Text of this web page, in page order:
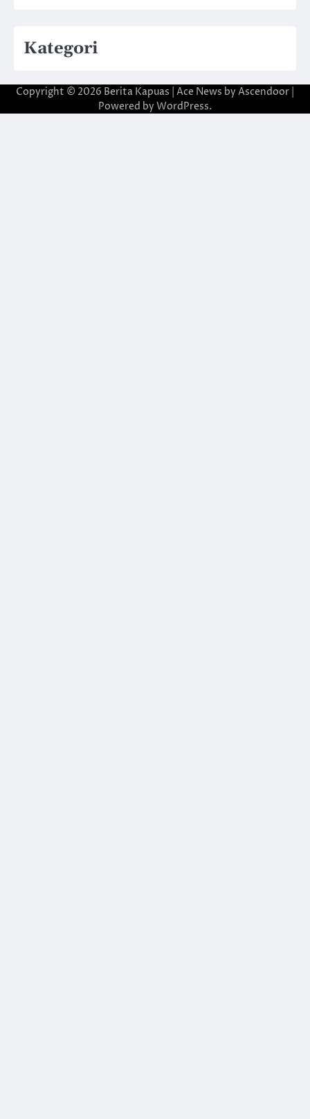
Kategori
Copyright © 2026 Berita Kapuas | Ace News by Ascendoor
Powered by WordPress.